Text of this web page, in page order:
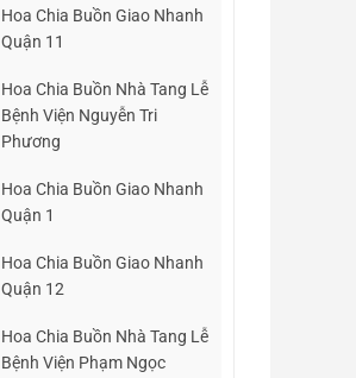
Hoa Chia Buồn Giao Nhanh
Quận 11
Hoa Chia Buồn Nhà Tang Lễ
Bệnh Viện Nguyễn Tri
Phương
Hoa Chia Buồn Giao Nhanh
Quận 1
Hoa Chia Buồn Giao Nhanh
Quận 12
Hoa Chia Buồn Nhà Tang Lễ
Bệnh Viện Phạm Ngọc